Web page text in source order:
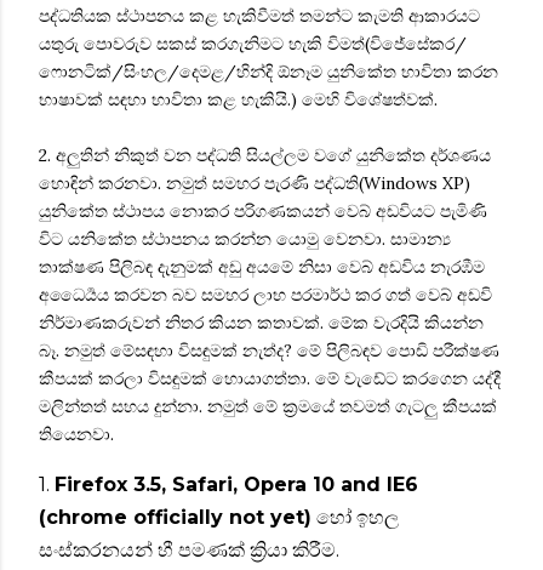
පද්ධතියක ස්ථාපනය කළ හැකිවීමත් තමන්ට කැමති ආකාරයට
යතුරු පොවරුව සකස් කරගැනිමට හැකි විමත්(විජේසේකර/
ෆොනටික්/සිංහල/දෙමළ/හින්දි ඕනෑම යුනිකේත භාවිතා කරන
භාෂාවක් සඳහා භාවිතා කළ හැකියි.) මෙහි විශේෂත්වක්.
2. අලුතින් නිකුත් වන පද්ධති සියල්ලම වගේ යුනිකේත දර්ශණය
හොඳින් කරනවා. නමුත් සමහර පැරණි පද්ධති(Windows XP)
යුනිකේත ස්ථාපය නොකර පරිගණකයන් වෙබ් අඩවියට පැමිණි
විට යනිකේත ස්ථාපනය කරන්න යොමු වෙනවා. සාමාන්‍ය
තාක්ෂණ පිලිබඳ දැනුමක් ‍අඩු අයමේ නිසා වෙබ් අඩවිය නැරඹීම
අධෛර්‍යය කරවන බව සමහර ලාභ පරමාර්ථ කර ගත් වෙබ් අඩවි
නිර්මාණකරුවන් නිතර කියන කතාවක්. මේක වැරදියි කියන්න
බෑ. නමුත් මේසඳහා විසඳුමක් නැත්ද? මේ පිලිබඳව පොඩි පරීක්ෂණ
කීපයක් කරලා විසඳුමක් හොයාගත්තා. මේ වැඩේට කරගෙන යද්දී
මලින්තත් සහය දුන්නා. නමුත් මේ ක්‍රමයේ තවමත් ගැටලු කීපයක්
තියෙනවා.
1. Firefox 3.5, Safari, Opera 10 and IE6
(chrome officially not yet) හෝ ඉහල
සංස්කරනයන් හී පමණක් ක්‍රියා කිරීම.